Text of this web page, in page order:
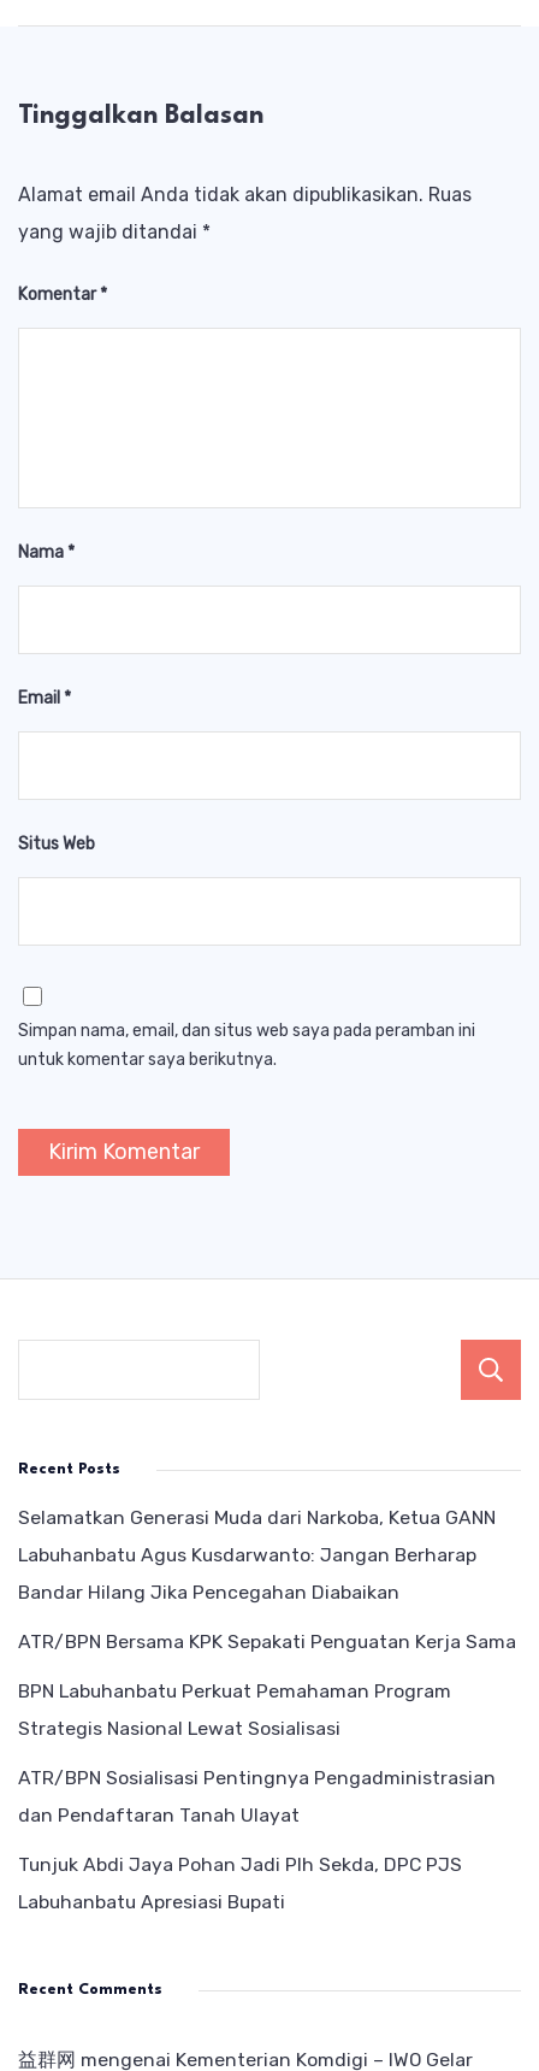
Tinggalkan Balasan
Alamat email Anda tidak akan dipublikasikan. Ruas
yang wajib ditandai *
Komentar*
Nama*
Email *
Situs Web
Simpan nama, email, dan situs web saya pada peramban ini
untuk komentar saya berikutnya.
Recent Posts
Selamatkan Generasi Muda dari Narkoba, Ketua GANN
Labuhanbatu Agus Kusdarwanto: Jangan Berharap
Bandar Hilang Jika Pencegahan Diabaikan
ATR/BPN Bersama KPK Sepakati Penguatan Kerja Sama
BPN Labuhanbatu Perkuat Pemahaman Program
Strategis Nasional Lewat Sosialisasi
ATR/BPN Sosialisasi Pentingnya Pengadministrasian
dan Pendaftaran Tanah Ulayat
Tunjuk Abdi Jaya Pohan Jadi Plh Sekda, DPC PJS
Labuhanbatu Apresiasi Bupati
Recent Comments
益群网 mengenai Kementerian Komdigi – IWO Gelar